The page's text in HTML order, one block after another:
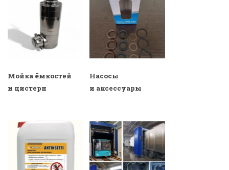
Мойка ёмкостей
и цистерн
Насосы
и аксессуары